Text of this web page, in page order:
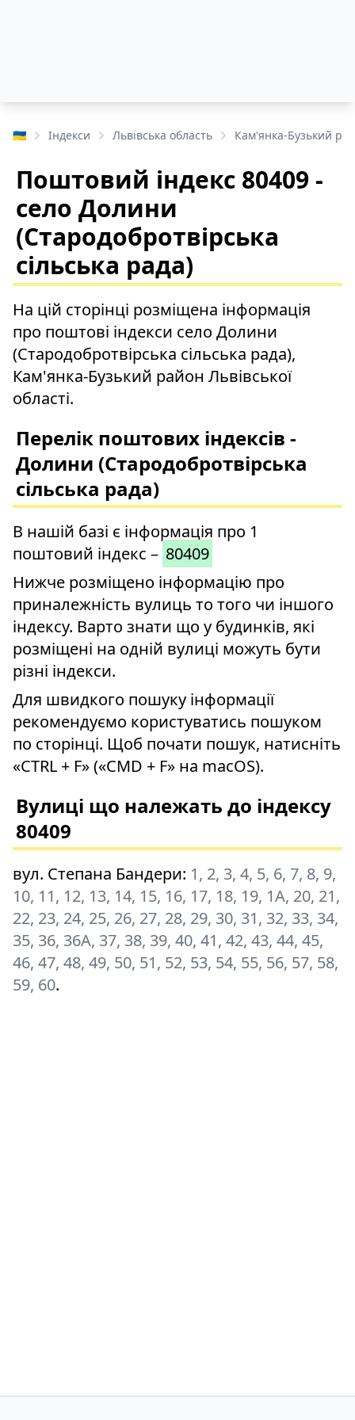
🇺🇦 Індекси Львівська область Кам'янка-Бузький
Поштовий індекс 80409 -
село Долини
(Стародобротвірська
сільська рада)
На цій сторінці розміщена інформація
про поштові індекси село Долини
(Стародобротвірська сільська рада),
Кам'янка-Бузький район Львівської
області.
Перелік поштових індексів -
Долини (Стародобротвірська
сільська рада)
В нашій базі є інформація про 1
поштовий індекс – 80409
Нижче розміщено інформацію про
приналежність вулиць то того чи іншого
індексу. Варто знати що у будинків, які
розміщені на одній вулиці можуть бути
різні індекси.
Для швидкого пошуку інформації
рекомендуємо користуватись пошуком
по сторінці. Щоб почати пошук, натисніть
«CTRL + F» («CMD + F» на macOS).
Вулиці що належать до індексу
80409
вул. Степана Бандери: 1, 2, 3, 4, 5, 6, 7, 8, 9,
10, 11, 12, 13, 14, 15, 16, 17, 18, 19, 1А, 20, 21,
22, 23, 24, 25, 26, 27, 28, 29, 30, 31, 32, 33, 34,
35, 36, 36А, 37, 38, 39, 40, 41, 42, 43, 44, 45,
46, 47, 48, 49, 50, 51, 52, 53, 54, 55, 56, 57, 58,
59, 60.